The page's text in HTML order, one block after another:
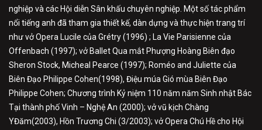
nghiệp và các Hội diễn Sân khấu chuyên nghiệp. Một số tác phẩm
nổi tiếng anh đã tham gia thiết kế, dàn dựng và thực hiện trang trí
như vở Opera Lucile của Grétry (1996) ; La Vie Parisienne của
Offenbach (1997); vở Ballet Qua mắt Phượng Hoàng Biên đạo
Sheron Stock, Micheal Pearce (1997); Roméo and Juliette của
Biên Đạo Philippe Cohen(1998), Điệu múa Gió mùa Biên Đạo
Philippe Cohen; Chương trình Kỷ niệm 110 năm năm Sinh nhật Bác
Tại thành phố Vinh – Nghệ An (2000); vở vũ kịch Chàng
YĐăm(2003), Hồn Trương Chi (3/2003); vở Opera Chú Hề cho Hội